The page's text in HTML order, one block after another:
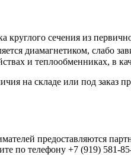
сечения из
диамагнетиком, слабо
и теплообменниках, в
на складе или под заказ
предоставляются
по телефону +7 (919) 581-